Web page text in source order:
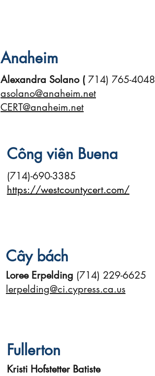
Anaheim
Alexandra Solano ( 714) 765-4048
asolano@anaheim.net
CERT@anaheim.net
Công viên Buena
(714)-690-3385
https://westcountycert.com/
Cây bách
Loree Erpelding (714) 229-6625
lerpelding@ci.cypress.ca.us
Fullerton
Kristi Hofstetter Batiste